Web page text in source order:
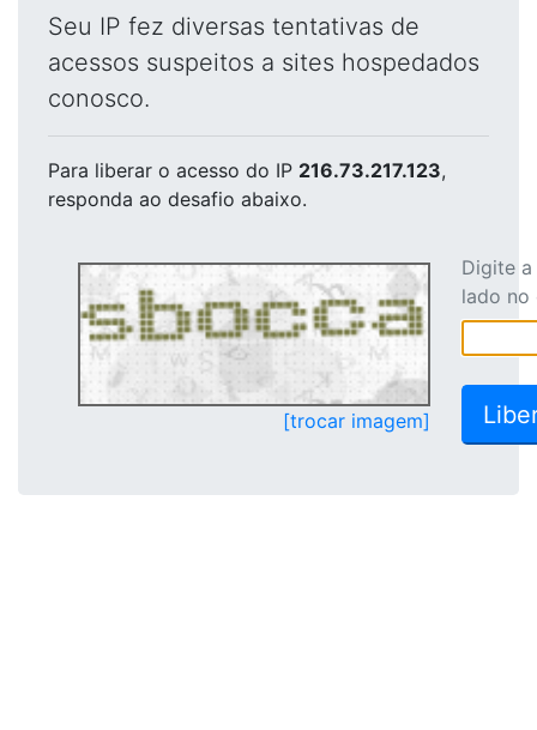
Seu IP fez diversas tentativas de
acessos suspeitos a sites hospedados
conosco.
Para liberar o acesso do IP 216.73.217.123,
responda ao desafio abaixo.
[trocar imagem]
Digite
lado no